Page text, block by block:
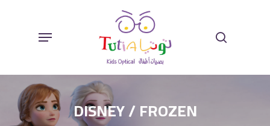
Menu
DISNEY / FROZEN